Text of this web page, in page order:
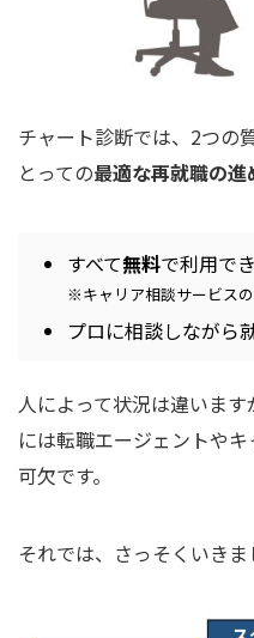
チャート診断では、2つの
とっての最適な再就職の進
すべて無料で利用で
※キャリア相談サービス
プロに相談しながら
人によって状況は違いま
には転職エージェントや
可欠です。
それでは、さっそくいきま